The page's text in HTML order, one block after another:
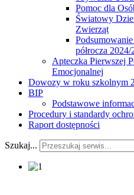
Pomoc dla
Światowy
Zwierząt
półrocza 2024/
Apteczka Pierwszej
Emocjonalnej
Dowozy w roku szkolnym
BIP
Podstawowe
Procedury i standardy
Raport dostępności
Szukaj...